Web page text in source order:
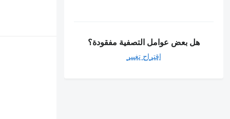
هل بعض عوامل التصفية مفقودة؟
اقتراح تغيير